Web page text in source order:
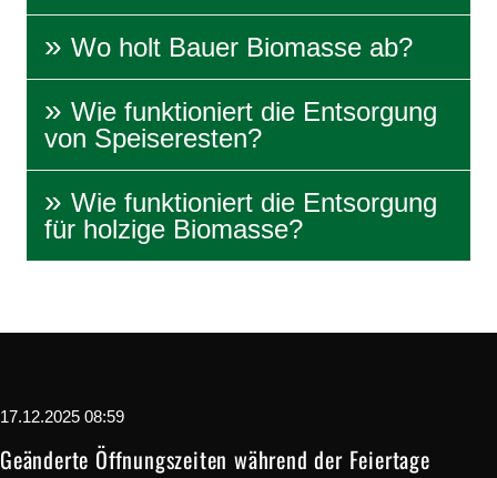
Wo holt Bauer Biomasse ab?
Wie funktioniert die Entsorgung
von Speiseresten?
Wie funktioniert die Entsorgung
für holzige Biomasse?
17.12.2025 08:59
Geänderte Öffnungszeiten während der Feiertage